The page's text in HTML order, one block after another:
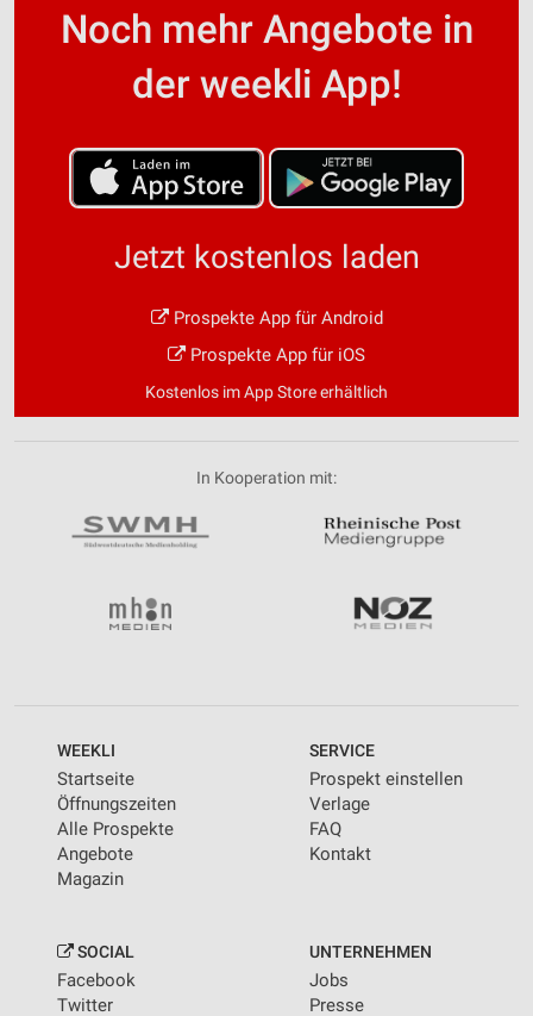
Noch mehr Angebote in
der weekli App!
Jetzt kostenlos laden
Prospekte App für Android
Prospekte App für iOS
Kostenlos im App Store erhältlich
In Kooperation mit:
WEEKLI
Startseite
Öffnungszeiten
Alle Prospekte
Angebote
Magazin
SERVICE
Prospekt einstellen
Verlage
FAQ
Kontakt
SOCIAL
Facebook
Twitter
UNTERNEHMEN
Jobs
Presse